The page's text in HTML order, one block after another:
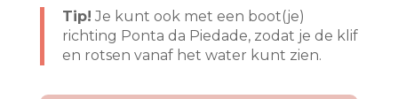
Tip! Je kunt ook met een boot(je)
richting Ponta da Piedade, zodat je de klif
en rotsen vanaf het water kunt zien.